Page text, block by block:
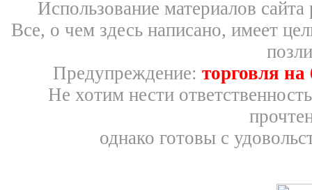
Использование материалов
Все, о чем здесь написано, имеет
Предупреждение: торговля
Не хотим нести
однако готовы с